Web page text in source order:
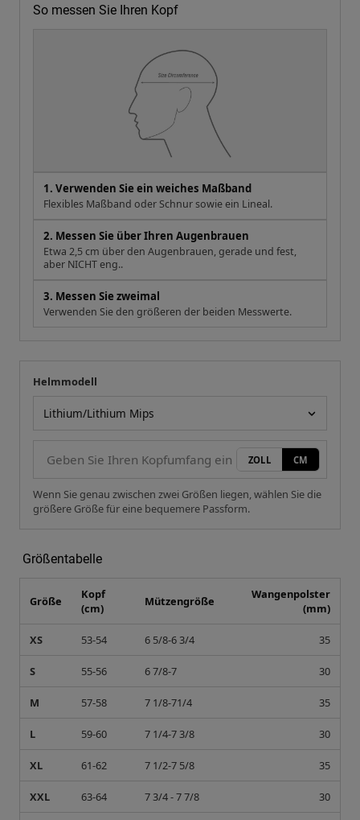
So messen Sie Ihren Kopf
1. Verwenden Sie ein weiches Maßband
Flexibles Maßband oder Schnur sowie ein Lineal.
2. Messen Sie über Ihren Augenbrauen
Etwa 2,5 cm über den Augenbrauen, gerade und fest,
aber NICHT eng..
3. Messen Sie zweimal
Verwenden Sie den größeren der beiden Messwerte.
Ihre Messung
Helmmodell
ZOLL CM
Wenn Sie genau zwischen zwei Größen liegen, wählen Sie die
größere Größe für eine bequemere Passform.
Größentabelle
Größe
Kopf
(cm)
Mützengröße
Wangenpolster
(mm)
XS 53-54 6 5/8-6 3/4 35
S 55-56 6 7/8-7 30
M 57-58 7 1/8-71/4 35
L 59-60 7 1/4-7 3/8 30
XL 61-62 7 1/2-7 5/8 35
XXL 63-64 7 3/4 - 7 7/8 30